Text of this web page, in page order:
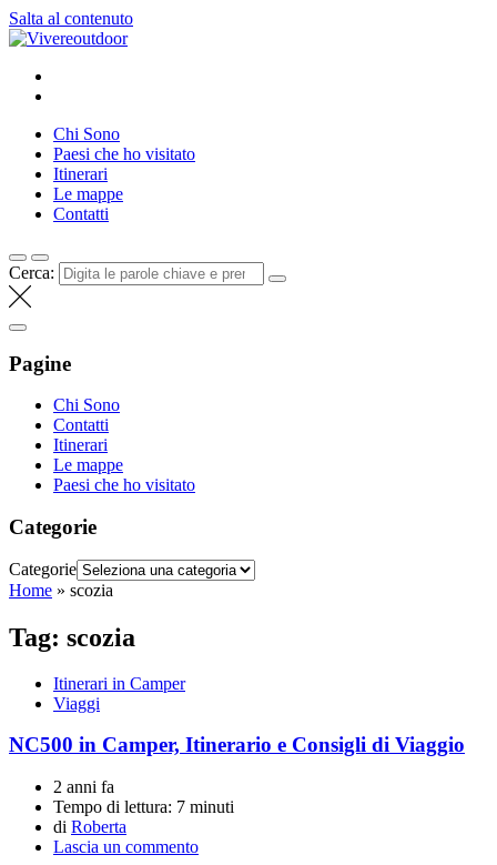
Salta al contenuto
Vivereoutdoor
Make every day an adventure
Chi Sono
Paesi che ho visitato
Itinerari
Le mappe
Contatti
Cerca:
Pagine
Chi Sono
Contatti
Itinerari
Le mappe
Paesi che ho visitato
Categorie
Categorie
Home » scozia
Tag: scozia
Itinerari in Camper
Viaggi
NC500 in Camper, Itinerario e Consigli di Viaggio
2 anni fa
Tempo di lettura: 7 minuti
di Roberta
Lascia un commento